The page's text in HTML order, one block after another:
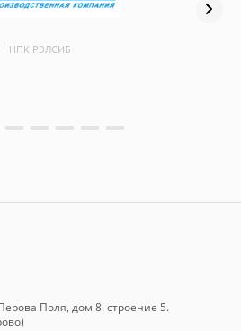
НПК РЭЛСИБ
Поля, дом 8. строение 5.